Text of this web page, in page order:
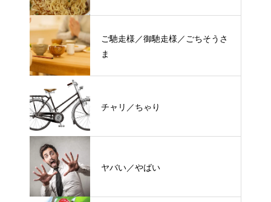
ご馳走様／御馳走様／ごちそうさ
ま
チャリ／ちゃり
ヤバい／やばい